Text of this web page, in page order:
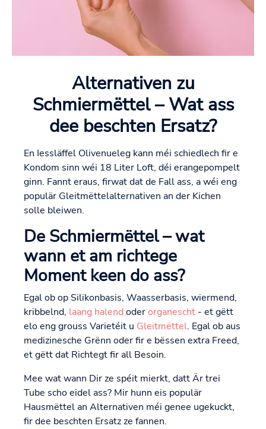
Alternativen zu
Schmiermëttel – Wat ass
dee beschten Ersatz?
En Iessläffel Olivenueleg kann méi schiedlech fir e
Kondom sinn wéi 18 Liter Loft, déi erangepompelt
ginn. Fannt eraus, firwat dat de Fall ass, a wéi eng
populär Gleitmëttelalternativen an der Kichen
solle bleiwen.
De Schmiermëttel – wat
wann et am richtege
Moment keen do ass?
Egal ob op Silikonbasis, Waasserbasis, wiermend,
kribbelnd, laang halend oderorganescht - et gëtt
elo eng grouss Varietéit u Gleitmëttel. Egal ob aus
medizinesche Grënn oder fir e bëssen extra Freed,
et gëtt dat Richtegt fir all Besoin.
Mee wat wann Dir ze spéit mierkt, datt Är trei
Tube scho eidel ass? Mir hunn eis populär
Hausmëttel an Alternativen méi genee ugekuckt,
fir dee beschten Ersatz ze fannen.